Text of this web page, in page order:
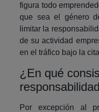
figura todo
que sea el género
limitar la
de su actividad
en el tráfico bajo la
¿En qué
Por excepción al